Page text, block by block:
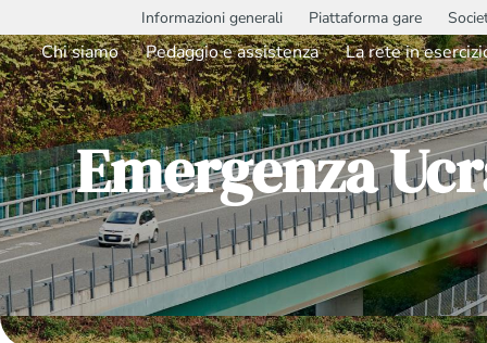
Informazioni generali Piattaforma gare
Chi siamo Pedaggio e assistenza La rete in
Emergenza